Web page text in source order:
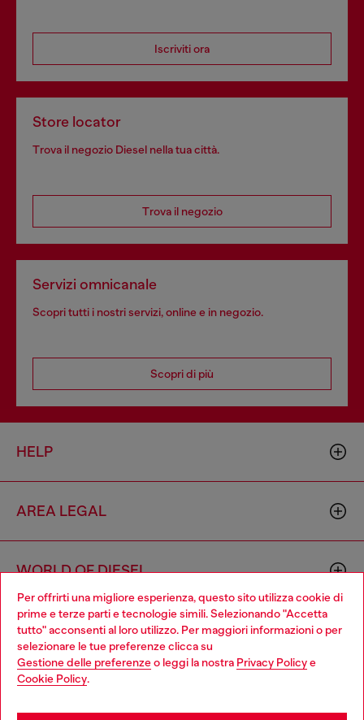
Per offrirti una migliore esperienza, questo sito utilizza cookie di
prime e terze parti e tecnologie simili. Selezionando "Accetta
tutto" acconsenti al loro utilizzo. Per maggiori informazioni o per
selezionare le tue preferenze clicca su
Gestione delle preferenzeo leggi la nostra Privacy Policye
Cookie Policy.
Iscriviti ora
Store locator
Trova il negozio Diesel nella tua città.
Trova il negozio
Servizi omnicanale
Scopri tutti i nostri servizi, online e in negozio.
Scopri di più
HELP
AREA LEGAL
WORLD OF DIESEL
CORPORATE
Choose your location
You are currently browsing Svizzera website, but it seems you
may be based in United States